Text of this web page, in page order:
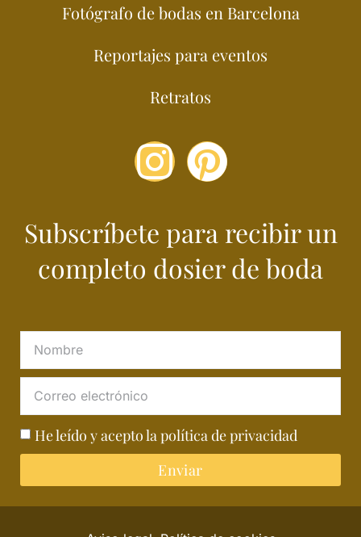
Fotógrafo de bodas en Barcelona
Reportajes para eventos
Retratos
Subscríbete para recibir un
completo dosier de boda
He leído y acepto la política de privacidad
Enviar